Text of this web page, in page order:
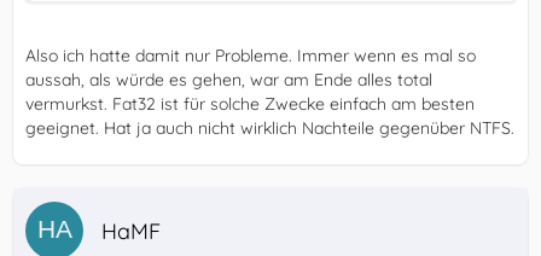
Also ich hatte damit nur Probleme. Immer wenn es mal so
aussah, als würde es gehen, war am Ende alles total
vermurkst. Fat32 ist für solche Zwecke einfach am besten
geeignet. Hat ja auch nicht wirklich Nachteile gegenüber NTFS.
HaMF